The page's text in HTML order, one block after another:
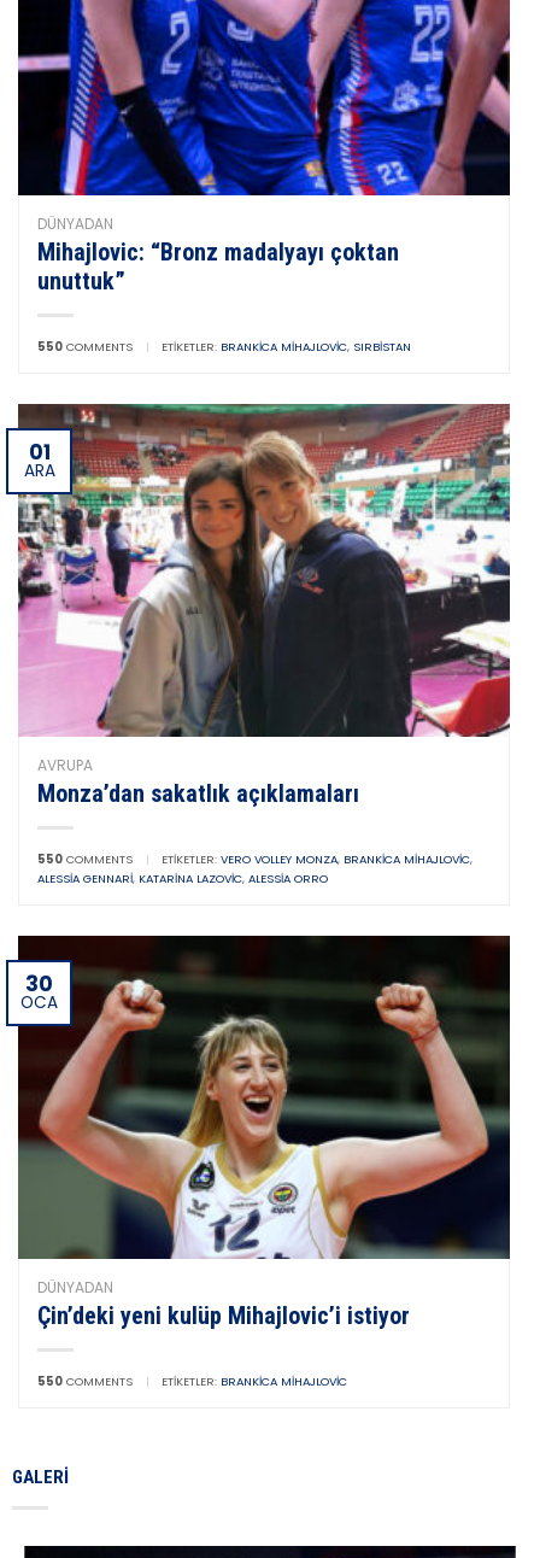
DÜNYADAN
Mihajlovic: “Bronz madalyayı çoktan
unuttuk”
550 COMMENTS | ETIKETLER: BRANKICA MIHAJLOVIC, SIRBISTAN
01
ARA
AVRUPA
Monza’dan sakatlık açıklamaları
550 COMMENTS | ETIKETLER: VERO VOLLEY MONZA, BRANKICA MIHAJLOVIC,
ALESSIA GENNARI, KATARINA LAZOVIC, ALESSIA ORRO
30
OCA
DÜNYADAN
Çin’deki yeni kulüp Mihajlovic’i istiyor
550 COMMENTS | ETIKETLER: BRANKICA MIHAJLOVIC
GALERI